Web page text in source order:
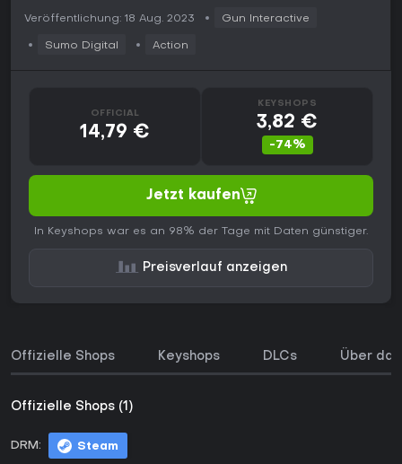
Veröffentlichung: 18 Aug. 2023 Gun Interactive
Sumo Digital Action
OFFICIAL
14,79 €
KEYSHOPS
3,82 €
-74%
Jetzt kaufen
In Keyshops war es an 98% der Tage mit Daten günstiger.
Preisverlauf anzeigen
Offizielle Shops Keyshops DLCs Über
Offizielle Shops (1)
DRM: Steam